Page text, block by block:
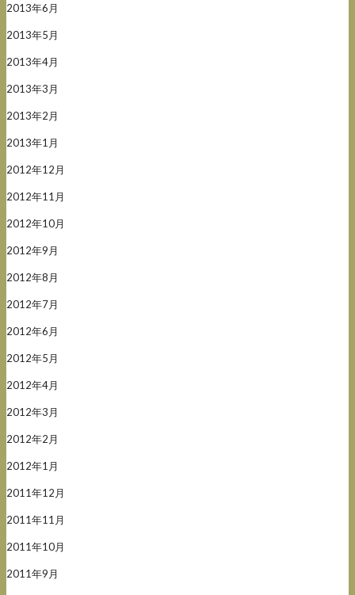
2013年6月
2013年5月
2013年4月
2013年3月
2013年2月
2013年1月
2012年12月
2012年11月
2012年10月
2012年9月
2012年8月
2012年7月
2012年6月
2012年5月
2012年4月
2012年3月
2012年2月
2012年1月
2011年12月
2011年11月
2011年10月
2011年9月